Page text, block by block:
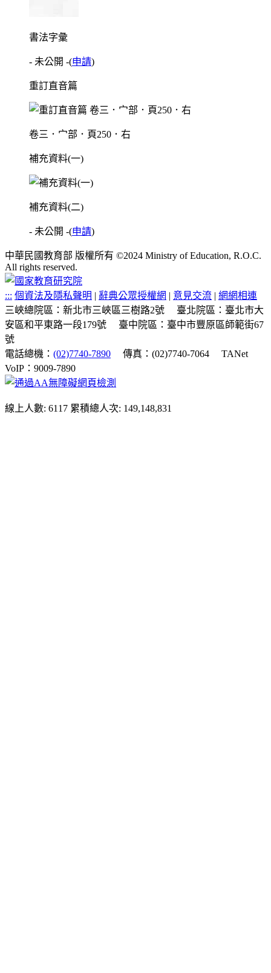
書法字彙
- 未公開 -(申請)
重訂直音篇
卷三．宀部．頁250．右
補充資料(一)
補充資料(二)
- 未公開 -(申請)
中華民國教育部 版權所有 ©2024 Ministry of Education, R.O.C.
All rights reserved.
::: 個資法及隱私聲明 | 辭典公眾授權網 | 意見交流 | 網網相連
三峽總院區：新北市三峽區三樹路2號
臺北院區：臺北市大
安區和平東路一段179號
臺中院區：臺中市豐原區師範街67
號
電話總機： (02)7740-7890 傳真：(02)7740-7064
TANet
VoIP：9009-7890
線上人數: 6117 累積總人次: 149,148,831